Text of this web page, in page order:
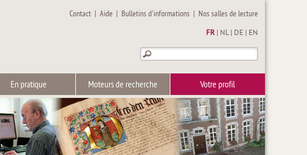
Contact |Aide | Bulletins d'informations | Nos salles de lecture
FR NL| DE EN
En pratique Moteurs de recherche Votre profil